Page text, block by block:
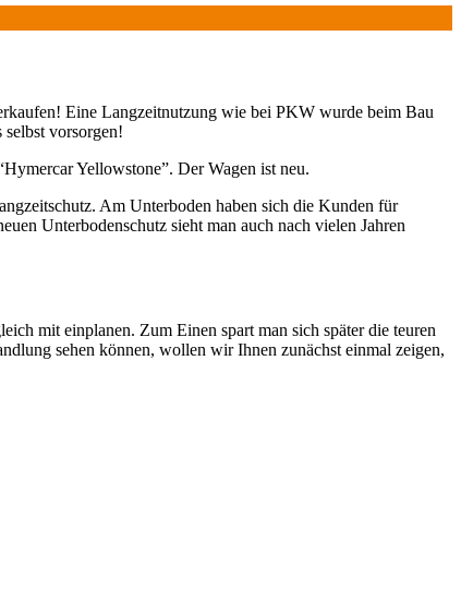
Eine Langzeitnutzung wie bei PKW wurde beim Bau
vorsorgen!
Yellowstone”. Der Wagen ist neu.
Am Unterboden haben sich die Kunden für
Unterbodenschutz sieht man auch nach vielen Jahren
mit einplanen. Zum Einen spart man sich später die teuren
sehen können, wollen wir Ihnen zunächst einmal zeigen,